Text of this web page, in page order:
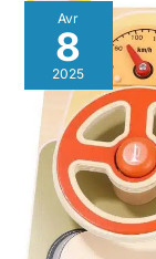
Avr
8
2025